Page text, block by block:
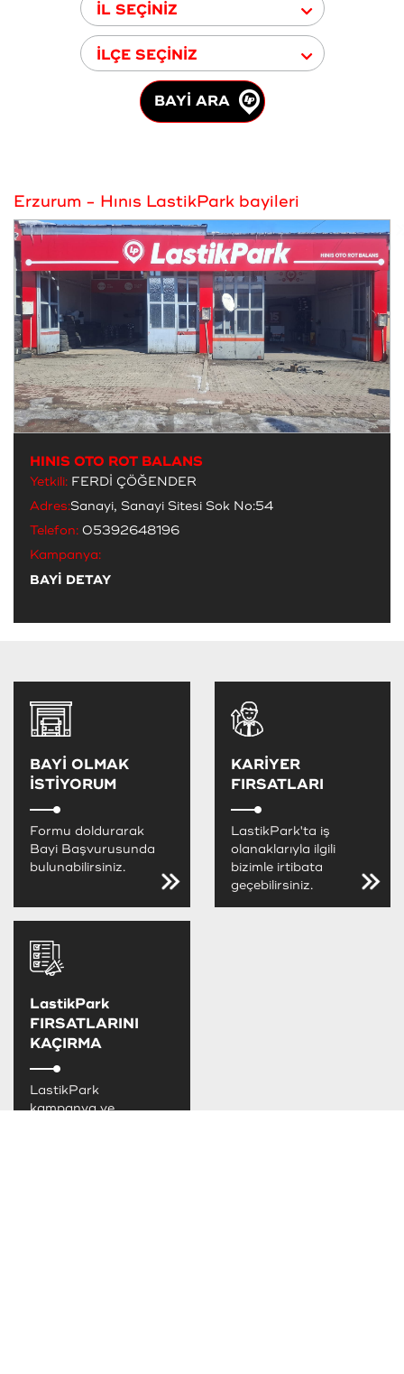
İL SEÇİNİZ
İLÇE SEÇİNİZ
BAYİ ARA
Erzurum - Hınıs LastikPark bayileri
HINIS OTO ROT BALANS
Yetkili: FERDİ ÇÖĞENDER
Adres:Sanayi, Sanayi Sitesi Sok No:54
Telefon: 05392648196
Kampanya:
BAYİ DETAY
BAYİ OLMAK
İSTİYORUM
Formu doldurarak
Bayi Başvurusunda
bulunabilirsiniz.
KARİYER
FIRSATLARI
LastikPark'ta iş
olanaklarıyla ilgili
bizimle irtibata
geçebilirsiniz.
LastikPark
FIRSATLARINI
KAÇIRMA
LastikPark
kampanya ve